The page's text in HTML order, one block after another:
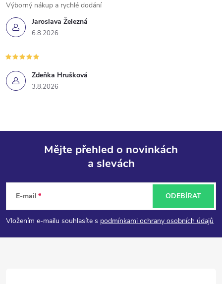
Jaroslava Železná
6.8.2026
Výborný nákup a rychlé dodání
Zdeňka Hrušková
3.8.2026
p
Mějte přehled o novinkách
a slevách
E-mail
Vložením e-mailu souhlasíte s podmínkami ochrany osobních údajů
ODEBÍRAT